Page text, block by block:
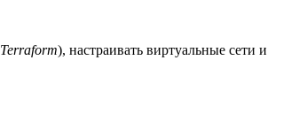
Terraform), настраивать виртуальные сети и